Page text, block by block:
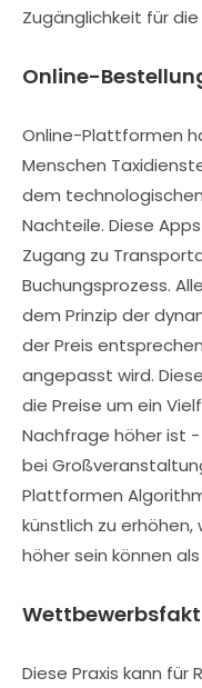
Zugänglichkeit für die
Online-
Online-Plattformen
Menschen
dem
Nachteile. Diese
Zugang zu
Buchungsprozess.
dem Prinzip der
der Preis
angepasst wird.
die Preise um ein
Nachfrage höher ist
bei
Plattformen
künstlich zu erhöhen,
höher sein können
Diese Praxis kann für